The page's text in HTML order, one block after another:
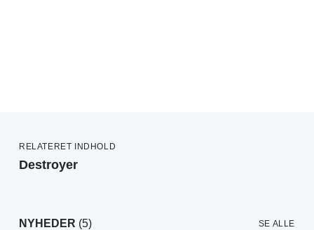
RELATERET INDHOLD
Destroyer
NYHEDER (5) SE ALLE